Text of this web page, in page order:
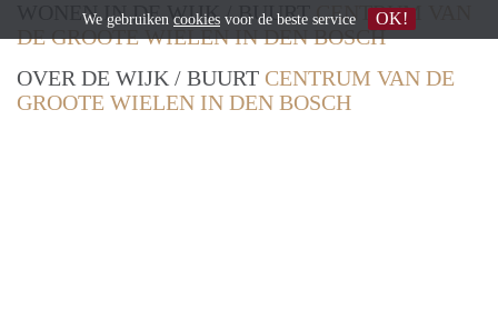
WONEN IN DE WIJK / BUURTCENTRUM VAN
DE GROOTE WIELEN IN DEN BOSCH
OVER DE WIJK / BUURT CENTRUM VAN DE
GROOTE WIELEN IN DEN BOSCH
We gebruiken cookies voor de beste service OK!